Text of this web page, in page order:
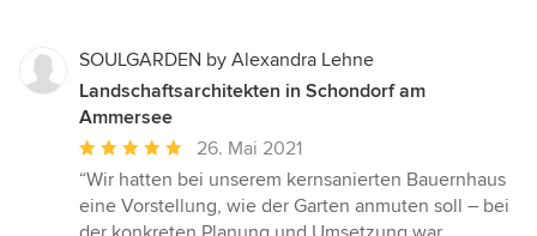
SOULGARDEN by Alexandra Lehne
Landschaftsarchitekten in Schondorf am
Ammersee
Durchschnittliche
Bewertung:
5
von
26. Mai 2021
“Wir hatten bei unserem kernsanierten Bauernhaus
eine Vorstellung, wie der Garten anmuten soll – bei